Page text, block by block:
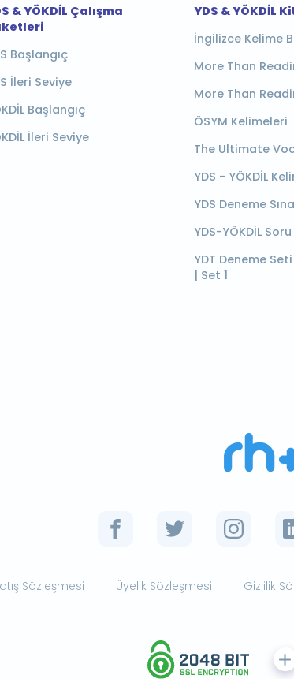
& YÖKDİL Çalışma
Başlangıç
İleri Seviye
Başlangıç
İleri Seviye
YDS & YÖKDİL
İngilizce Kelime
More Than
More Than
ÖSYM Kelimeleri
The Ultimate
YDS - YÖKDİL
YDS Deneme
YDS-YÖKDİL
YDT Deneme
| Set 1
Sözleşmesi Üyelik Sözleşmesi Gizlilik